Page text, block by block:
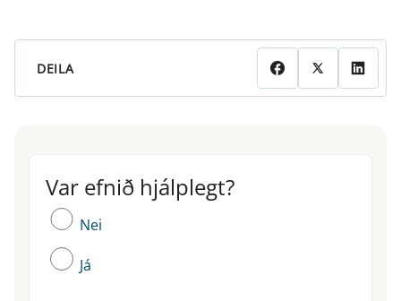
DEILA
Var efnið hjálplegt?
Var efnið hjálplegt?
Nei
Já